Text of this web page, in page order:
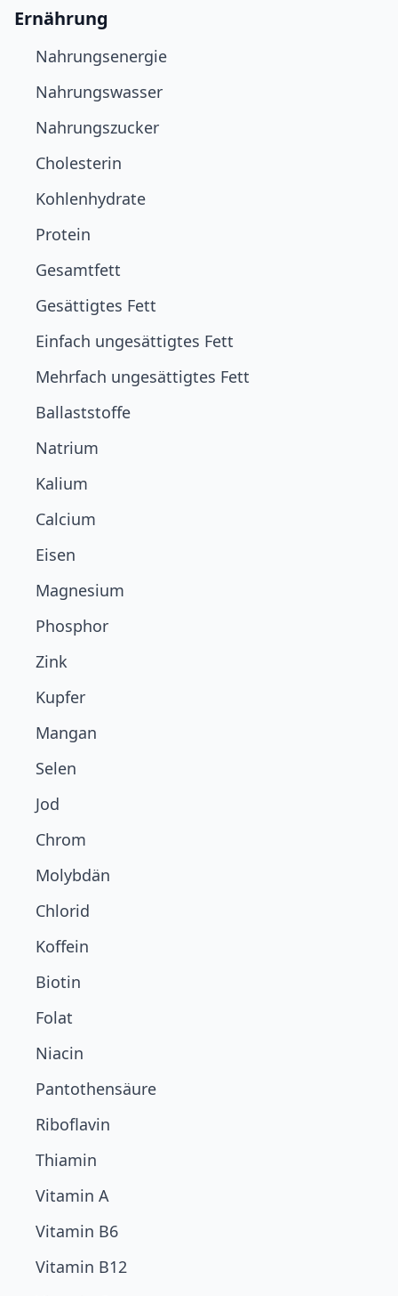
Ernährung
Nahrungsenergie
Nahrungswasser
Nahrungszucker
Cholesterin
Kohlenhydrate
Protein
Gesamtfett
Gesättigtes Fett
Einfach ungesättigtes Fett
Mehrfach ungesättigtes Fett
Ballaststoffe
Natrium
Kalium
Calcium
Eisen
Magnesium
Phosphor
Zink
Kupfer
Mangan
Selen
Jod
Chrom
Molybdän
Chlorid
Koffein
Biotin
Folat
Niacin
Pantothensäure
Riboflavin
Thiamin
Vitamin A
Vitamin B6
Vitamin B12